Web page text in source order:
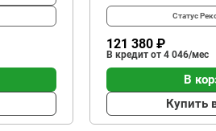
Статус
121 380 ₽
В кредит от 4 046/мес
В
Купить